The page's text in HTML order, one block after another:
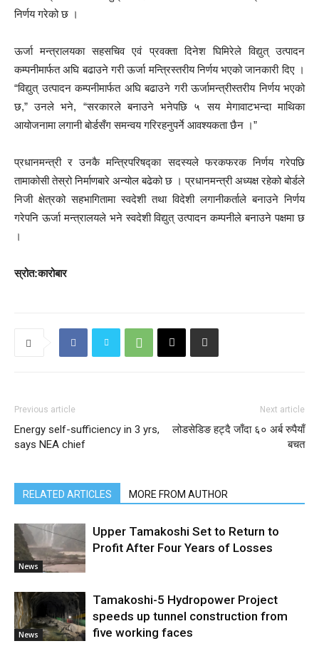
निर्णय गरेको छ ।
ऊर्जा मन्त्रालयका सहसचिव एवं प्रवक्ता दिनेश घिमिरेले विद्युत् उत्पादन
कम्पनीमार्फत अघि बढाउने गरी ऊर्जा मन्त्रिस्तरीय निर्णय भएको जानकारी दिए ।
“विद्युत् उत्पादन कम्पनीमार्फत अघि बढाउने गरी ऊर्जामन्त्रीस्तरीय निर्णय भएको
छ,” उनले भने, “सरकारले बनाउने भनेपछि ५ सय मेगावाटभन्दा माथिका
आयोजनामा लगानी बोर्डसँग समन्वय गरिरहनुपर्ने आवश्यकता छैन ।”
प्रधानमन्त्री र उनकै मन्त्रिपरिषद्का सदस्यले फरकफरक निर्णय गरेपछि
तामाकोसी तेस्रो निर्माणबारे अन्योल बढेको छ । प्रधानमन्त्री अध्यक्ष रहेको बोर्डले
निजी क्षेत्रको सहभागितामा स्वदेशी तथा विदेशी लगानीकर्ताले बनाउने निर्णय
गरेपनि ऊर्जा मन्त्रालयले भने स्वदेशी विद्युत् उत्पादन कम्पनीले बनाउने पक्षमा छ
।
स्रोत:कारोबार
Previous article
Energy self-sufficiency in 3 yrs,
says NEA chief
Next article
लोडसेडिङ हट्दै जाँदा ६० अर्ब रुपैयाँ
बचत
RELATED ARTICLES MORE FROM AUTHOR
News
Upper Tamakoshi Set to Return to
Profit After Four Years of Losses
News
Tamakoshi-5 Hydropower Project
speeds up tunnel construction from
five working faces